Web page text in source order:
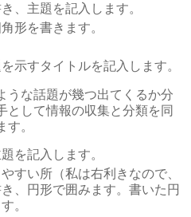
、主題を記入します。
形を書きます。
示すタイトルを記入します。
うな話題が幾つ出てくるか分
として情報の収集と分類を同
。
を記入します。
すい所（私は右利きなので、
、円形で囲みます。書いた円
。